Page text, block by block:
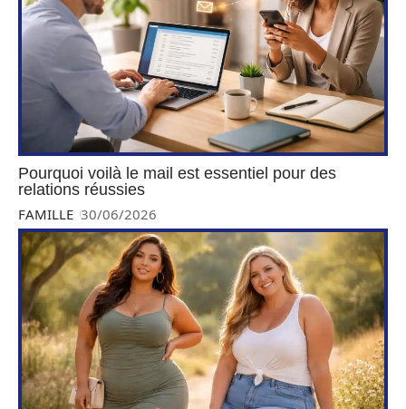
Pourquoi voilà le mail est essentiel pour des
relations réussies
FAMILLE 30/06/2026